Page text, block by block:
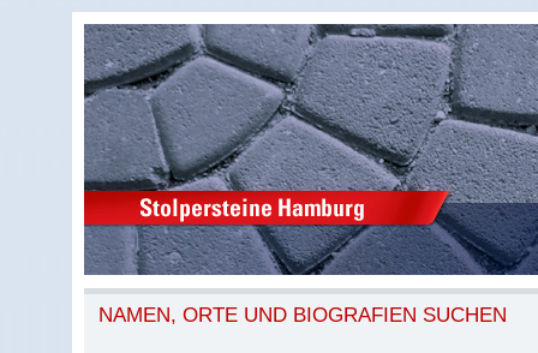
NAMEN, ORTE UND BIOGRAFIEN SUCHEN